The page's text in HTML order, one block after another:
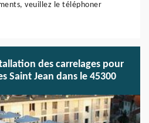
veuillez le téléphoner
des carrelages pour
Saint Jean dans le 45300